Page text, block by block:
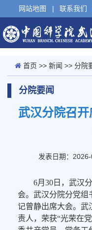
网站地图 | 联系我们
首页 >> 新闻 >> 分院
分院要闻
武汉分院召
发表日期：
6月30日，武汉
会。武汉分院分党组
记曾静出席大会。武
责人，荣获“光荣在